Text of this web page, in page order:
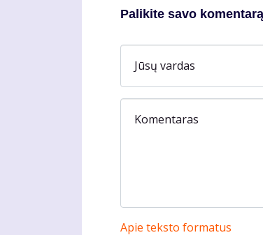
Palikite savo komentarą
Jūsų vardas
Komentaras
Apie teksto formatus